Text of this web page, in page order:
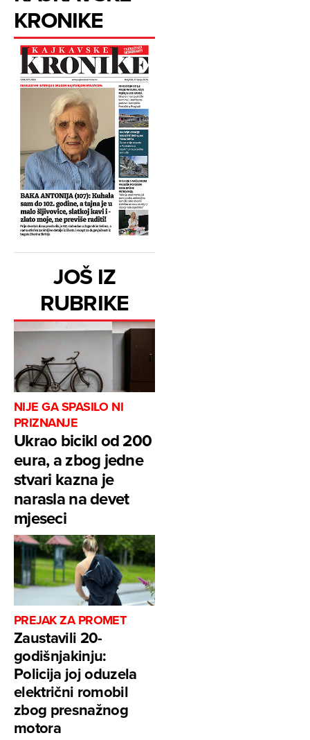
KRONIKE
JOŠ IZ
RUBRIKE
NIJE GA SPASILO NI
PRIZNANJE
Ukrao bicikl od 200
eura, a zbog jedne
stvari kazna je
narasla na devet
mjeseci
PREJAK ZA PROMET
Zaustavili 20-
godišnjakinju:
Policija joj oduzela
električni romobil
zbog presnažnog
motora